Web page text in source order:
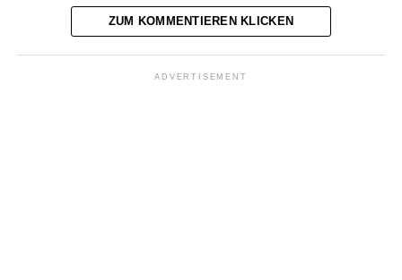
ZUM KOMMENTIEREN KLICKEN
ADVERTISEMENT